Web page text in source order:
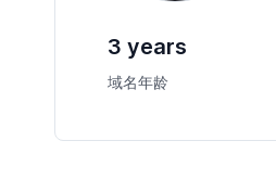
3 years
域名年龄